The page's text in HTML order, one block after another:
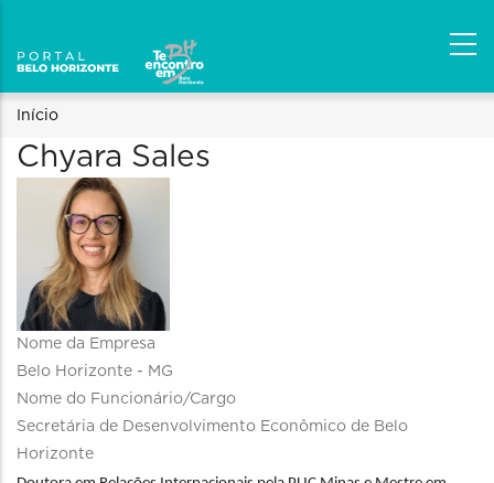
Trilha
de
navegação
Início
Chyara Sales
Nome da Empresa
Belo Horizonte - MG
Nome do Funcionário/Cargo
Secretária de Desenvolvimento Econômico de Belo
Horizonte